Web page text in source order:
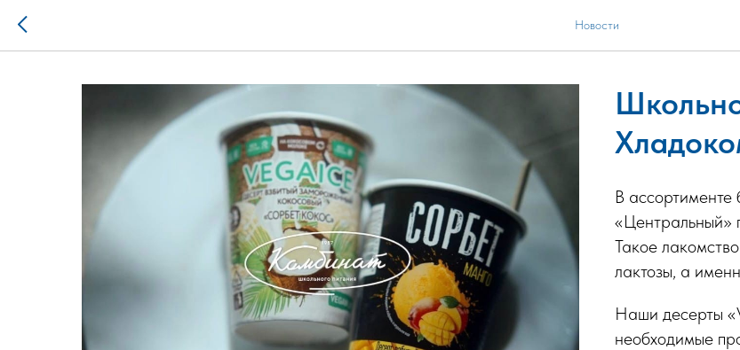
Новости
В ассортименте
«Центральный»
Такое
лактозы, а
Наши десерты
необходимые